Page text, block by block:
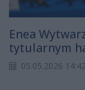
Enea
tytularnym
05.05.2026